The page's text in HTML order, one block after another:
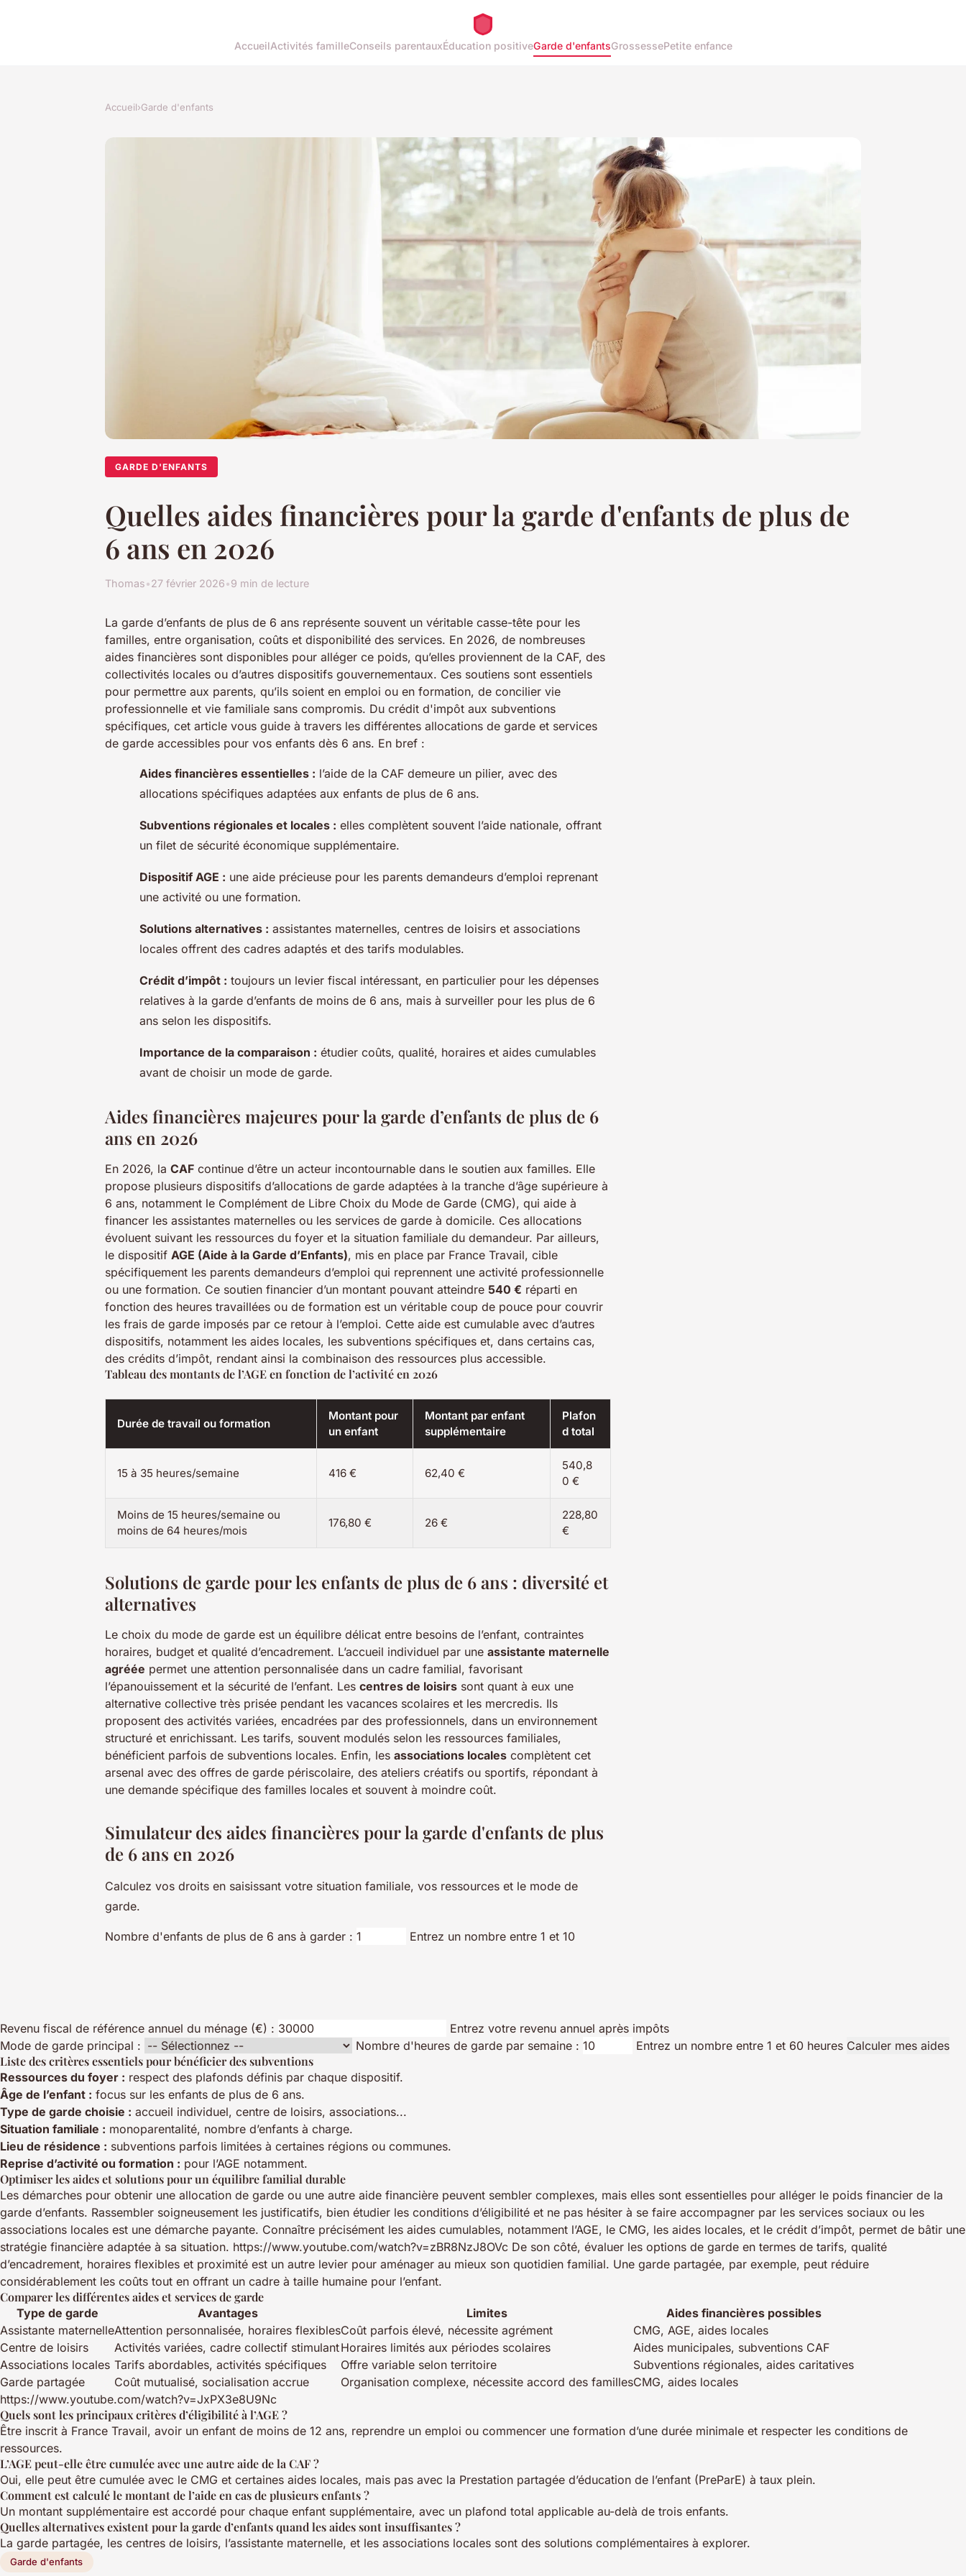
AccueilActivités familleConseils parentauxÉducation positiveGarde d'enfantsGrossessePetite enfance
Accueil›Garde d'enfants
GARDE D'ENFANTS
Quelles aides financières pour la garde d'enfants de plus de
6 ans en 2026
Thomas•27 février 2026•9 min de lecture
La garde d’enfants de plus de 6 ans représente souvent un véritable casse-tête pour les
familles, entre organisation, coûts et disponibilité des services. En 2026, de nombreuses
aides financières sont disponibles pour alléger ce poids, qu’elles proviennent de la CAF, des
collectivités locales ou d’autres dispositifs gouvernementaux. Ces soutiens sont essentiels
pour permettre aux parents, qu’ils soient en emploi ou en formation, de concilier vie
professionnelle et vie familiale sans compromis. Du crédit d'impôt aux subventions
spécifiques, cet article vous guide à travers les différentes allocations de garde et services
de garde accessibles pour vos enfants dès 6 ans. En bref :
Aides financières essentielles : l’aide de la CAF demeure un pilier, avec des
allocations spécifiques adaptées aux enfants de plus de 6 ans.
Subventions régionales et locales : elles complètent souvent l’aide nationale, offrant
un filet de sécurité économique supplémentaire.
Dispositif AGE : une aide précieuse pour les parents demandeurs d’emploi reprenant
une activité ou une formation.
Solutions alternatives : assistantes maternelles, centres de loisirs et associations
locales offrent des cadres adaptés et des tarifs modulables.
Crédit d’impôt : toujours un levier fiscal intéressant, en particulier pour les dépenses
relatives à la garde d’enfants de moins de 6 ans, mais à surveiller pour les plus de 6
ans selon les dispositifs.
Importance de la comparaison : étudier coûts, qualité, horaires et aides cumulables
avant de choisir un mode de garde.
Aides financières majeures pour la garde d’enfants de plus de 6
ans en 2026
En 2026, la CAF continue d’être un acteur incontournable dans le soutien aux familles. Elle
propose plusieurs dispositifs d’allocations de garde adaptées à la tranche d’âge supérieure à
6 ans, notamment le Complément de Libre Choix du Mode de Garde (CMG), qui aide à
financer les assistantes maternelles ou les services de garde à domicile. Ces allocations
évoluent suivant les ressources du foyer et la situation familiale du demandeur. Par ailleurs,
le dispositif AGE (Aide à la Garde d’Enfants), mis en place par France Travail, cible
spécifiquement les parents demandeurs d’emploi qui reprennent une activité professionnelle
ou une formation. Ce soutien financier d’un montant pouvant atteindre 540 € réparti en
fonction des heures travaillées ou de formation est un véritable coup de pouce pour couvrir
les frais de garde imposés par ce retour à l’emploi. Cette aide est cumulable avec d’autres
dispositifs, notamment les aides locales, les subventions spécifiques et, dans certains cas,
des crédits d’impôt, rendant ainsi la combinaison des ressources plus accessible.
Tableau des montants de l’AGE en fonction de l’activité en 2026
Durée de travail ou formation
Montant pour
un enfant
Montant par enfant
supplémentaire
Plafon
d total
15 à 35 heures/semaine 416 € 62,40 €
540,8
0 €
Moins de 15 heures/semaine ou
moins de 64 heures/mois
176,80 € 26 €
228,80
€
Solutions de garde pour les enfants de plus de 6 ans : diversité et
alternatives
Le choix du mode de garde est un équilibre délicat entre besoins de l’enfant, contraintes
horaires, budget et qualité d’encadrement. L’accueil individuel par une assistante maternelle
agréée permet une attention personnalisée dans un cadre familial, favorisant
l’épanouissement et la sécurité de l’enfant. Les centres de loisirs sont quant à eux une
alternative collective très prisée pendant les vacances scolaires et les mercredis. Ils
proposent des activités variées, encadrées par des professionnels, dans un environnement
structuré et enrichissant. Les tarifs, souvent modulés selon les ressources familiales,
bénéficient parfois de subventions locales. Enfin, les associations locales complètent cet
arsenal avec des offres de garde périscolaire, des ateliers créatifs ou sportifs, répondant à
une demande spécifique des familles locales et souvent à moindre coût.
Simulateur des aides financières pour la garde d'enfants de plus
de 6 ans en 2026
Calculez vos droits en saisissant votre situation familiale, vos ressources et le mode de
garde.
Nombre d'enfants de plus de 6 ans à garder : Entrez un nombre entre 1 et 10
Revenu fiscal de référence annuel du ménage (€) :
Entrez votre revenu annuel après impôts
Mode de garde principal :
Nombre d'heures de garde par semaine : Entrez un nombre entre 1 et 60 heures Calculer mes aides
Liste des critères essentiels pour bénéficier des subventions
Ressources du foyer : respect des plafonds définis par chaque dispositif.
Âge de l’enfant : focus sur les enfants de plus de 6 ans.
Type de garde choisie : accueil individuel, centre de loisirs, associations...
Situation familiale : monoparentalité, nombre d’enfants à charge.
Lieu de résidence : subventions parfois limitées à certaines régions ou communes.
Reprise d’activité ou formation : pour l’AGE notamment.
Optimiser les aides et solutions pour un équilibre familial durable
Les démarches pour obtenir une allocation de garde ou une autre aide financière peuvent sembler complexes, mais elles sont essentielles pour alléger le poids financier de la
garde d’enfants. Rassembler soigneusement les justificatifs, bien étudier les conditions d’éligibilité et ne pas hésiter à se faire accompagner par les services sociaux ou les
associations locales est une démarche payante. Connaître précisément les aides cumulables, notamment l’AGE, le CMG, les aides locales, et le crédit d’impôt, permet de bâtir une
stratégie financière adaptée à sa situation. https://www.youtube.com/watch?v=zBR8NzJ8OVc De son côté, évaluer les options de garde en termes de tarifs, qualité
d’encadrement, horaires flexibles et proximité est un autre levier pour aménager au mieux son quotidien familial. Une garde partagée, par exemple, peut réduire
considérablement les coûts tout en offrant un cadre à taille humaine pour l’enfant.
Comparer les différentes aides et services de garde
Type de garde Avantages Limites
Aides financières possibles
Assistante maternelleAttention personnalisée, horaires flexiblesCoût parfois élevé, nécessite agrément
CMG, AGE, aides locales
Centre de loisirs
Activités variées, cadre collectif stimulantHoraires limités aux périodes scolaires
Aides municipales, subventions CAF
Associations locales Tarifs abordables, activités spécifiques Offre variable selon territoire
Subventions régionales, aides caritatives
Garde partagée
Coût mutualisé, socialisation accrue Organisation complexe, nécessite accord des famillesCMG, aides locales
https://www.youtube.com/watch?v=JxPX3e8U9Nc
Quels sont les principaux critères d’éligibilité à l’AGE ?
Être inscrit à France Travail, avoir un enfant de moins de 12 ans, reprendre un emploi ou commencer une formation d’une durée minimale et respecter les conditions de
ressources.
L’AGE peut-elle être cumulée avec une autre aide de la CAF ?
Oui, elle peut être cumulée avec le CMG et certaines aides locales, mais pas avec la Prestation partagée d’éducation de l’enfant (PreParE) à taux plein.
Comment est calculé le montant de l’aide en cas de plusieurs enfants ?
Un montant supplémentaire est accordé pour chaque enfant supplémentaire, avec un plafond total applicable au-delà de trois enfants.
Quelles alternatives existent pour la garde d’enfants quand les aides sont insuffisantes ?
La garde partagée, les centres de loisirs, l’assistante maternelle, et les associations locales sont des solutions complémentaires à explorer.
Garde d'enfants